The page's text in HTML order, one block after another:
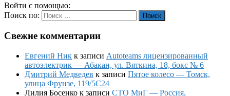
Войти с помощью:
Поиск по:
Поиск
Свежие комментарии
Евгений Ник к записи Autoteams лицензированный
автоэлектрик — Абакан, ул. Вяткина, 18, бокс № 6
Дмитрий Медведев к записи Пятое колесо — Томск,
улица Фрунзе, 119/5С24
Лилия Босенко к записи СТО МиГ — Россия,